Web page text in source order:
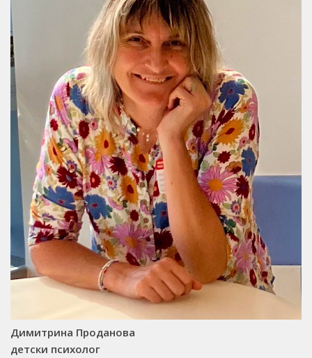
Димитрина Проданова
детски психолог